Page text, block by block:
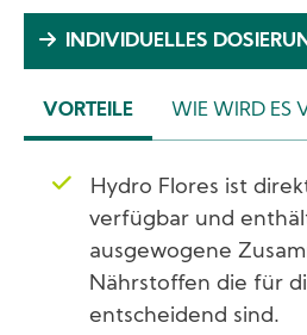
VORTEILE
(AKTIVER
WIE WIRD ES
INDIVIDUELLES
Hydro Flores ist
verfügbar und
ausgewogene
Nährstoffen die für
entscheidend sind.